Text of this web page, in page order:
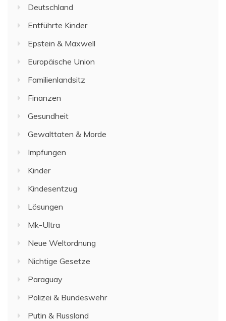
Deutschland
Entführte Kinder
Epstein & Maxwell
Europäische Union
Familienlandsitz
Finanzen
Gesundheit
Gewalttaten & Morde
Impfungen
Kinder
Kindesentzug
Lösungen
Mk-Ultra
Neue Weltordnung
Nichtige Gesetze
Paraguay
Polizei & Bundeswehr
Putin & Russland